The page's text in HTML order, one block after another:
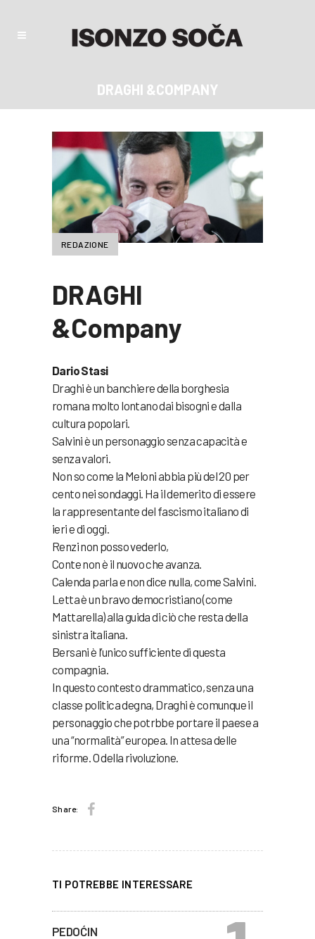
DRAGHI &COMPANY
REDAZIONE
DRAGHI
&Company
Dario Stasi
Draghi è un banchiere della borghesia
romana molto lontano dai bisogni e dalla
cultura popolari.
Salvini è un personaggio senza capacità e
senza valori.
Non so come la Meloni abbia più del 20 per
cento nei sondaggi. Ha il demerito di essere
la rappresentante del fascismo italiano di
ieri e di oggi.
Renzi non posso vederlo,
Conte non è il nuovo che avanza.
Calenda parla e non dice nulla, come Salvini.
Letta è un bravo democristiano (come
Mattarella) alla guida di ciò che resta della
sinistra italiana.
Bersani è l’unico sufficiente di questa
compagnia.
In questo contesto drammatico, senza una
classe politica degna, Draghi è comunque il
personaggio che potrbbe portare il paese a
una “normalità” europea. In attesa delle
riforme. O della rivoluzione.
Share:
TI POTREBBE INTERESSARE
PEDOĆIN